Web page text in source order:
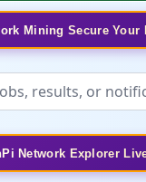
Mining Secure Your
Network Explorer